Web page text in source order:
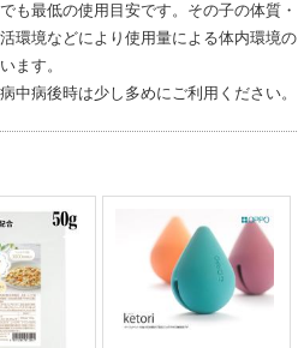
も最低の使用目安です。その子の体質・
環境などにより使用量による体内環境の
ます。
中病後時は少し多めにご利用ください。